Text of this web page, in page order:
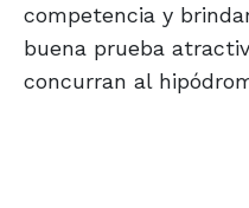
competencia y
buena prueba
concurran al